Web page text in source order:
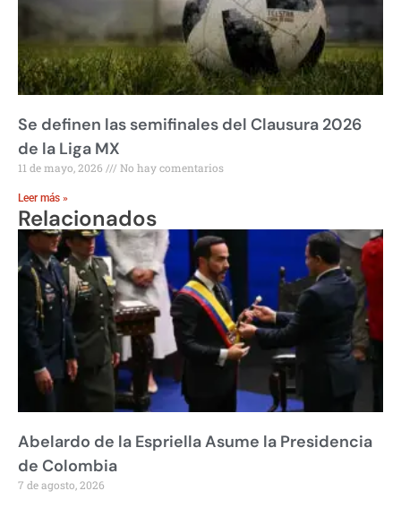
Se definen las semifinales del Clausura 2026
de la Liga MX
11 de mayo, 2026 No hay comentarios
Leer más »
Relacionados
Abelardo de la Espriella Asume la Presidencia
de Colombia
7 de agosto, 2026